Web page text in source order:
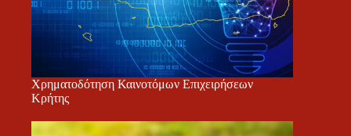
Χρηματοδότηση Καινοτόμων Επιχειρήσεων
Κρήτης